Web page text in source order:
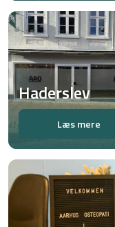
Haderslev
Læs mere